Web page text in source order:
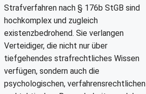
Strafverfahren nach § 176b StGB sind
hochkomplex und zugleich
existenzbedrohend. Sie verlangen
Verteidiger, die nicht nur über
tiefgehendes strafrechtliches Wissen
verfügen, sondern auch die
psychologischen, verfahrensrechtlichen